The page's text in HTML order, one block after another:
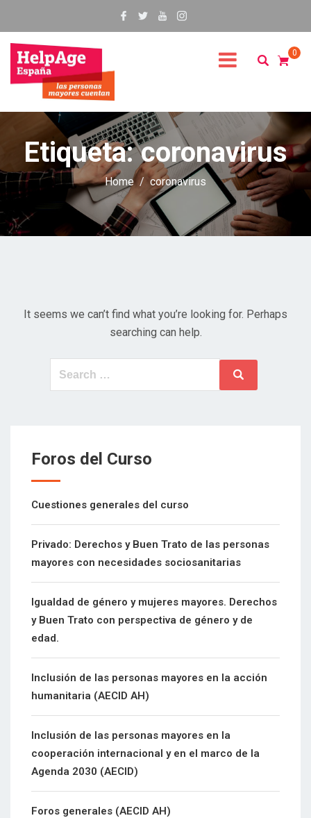
0
Etiqueta:coronavirus
Home coronavirus
It seems we can’t find what you’re looking for. Perhaps
searching can help.
Search
Foros del Curso
Cuestiones generales del curso
Privado: Derechos y Buen Trato de las personas
mayores con necesidades sociosanitarias
Igualdad de género y mujeres mayores. Derechos
y Buen Trato con perspectiva de género y de
edad.
Inclusión de las personas mayores en la acción
humanitaria (AECID AH)
Inclusión de las personas mayores en la
cooperación internacional y en el marco de la
Agenda 2030 (AECID)
Foros generales (AECID AH)